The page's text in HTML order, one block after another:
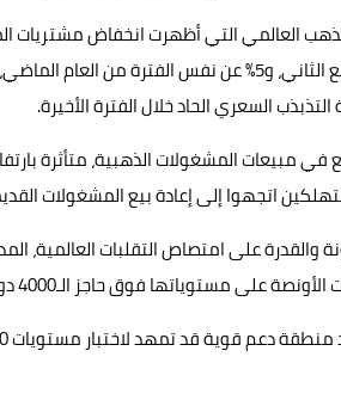
العالمي التي أظهرت انخفاض مشتريات
عام 2025 إلى 9.9 طن، بتراجع قدره 14% مقارنة بالربع
السعري الحاد خلال الفترة الأخيرة.
المشغولات الذهبية، متأثرة
اتجهوا إلى إعادة بيع المشغولات
على امتصاص التقلبات العالمية،
مستوياتها فوق حاجز الـ4000 دولار عالميًا.